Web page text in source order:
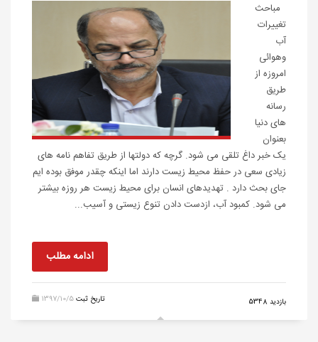
مباحث
تغییرات
آب
وهوائی
امروزه از
طریق
رسانه
های دنیا
بعنوان
یک خبر داغ تلقی می شود. گرچه که دولتها از طریق تفاهم نامه های
زیادی سعی در حفظ محیط زیست دارند اما اینکه چقدر موفق بوده ایم
جای بحث دارد . تهدیدهای انسان برای محیط زیست هر روزه بیشتر
می شود. کمبود آب، ازدست دادن تنوع زیستی و آسیب...
ادامه مطلب
1397/10/5تاریخ ثبت بازدید 5348